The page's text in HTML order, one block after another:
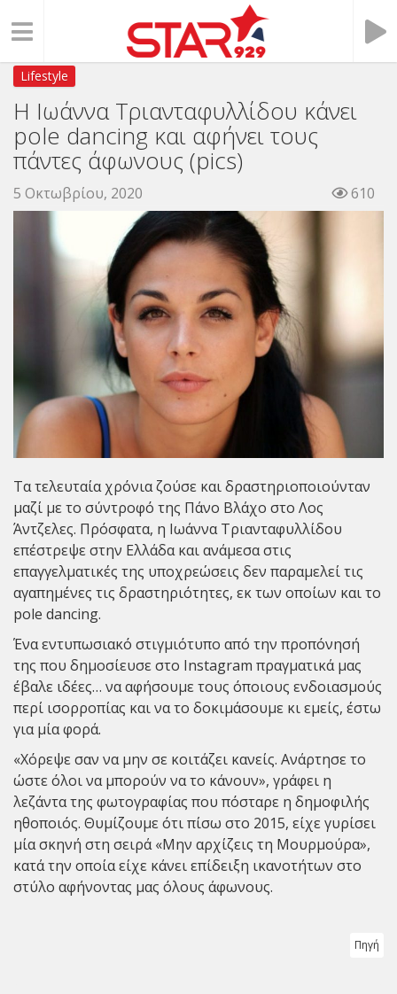
Lifestyle
H Ιωάννα Τριανταφυλλίδου κάνει
pole dancing και αφήνει τους
πάντες άφωνους (pics)
5 Οκτωβρίου, 2020 610
Τα τελευταία χρόνια ζούσε και δραστηριοποιούνταν
μαζί με το σύντροφό της Πάνο Βλάχο στο Λος
Άντζελες. Πρόσφατα, η Ιωάννα Τριανταφυλλίδου
επέστρεψε στην Ελλάδα και ανάμεσα στις
επαγγελματικές της υποχρεώσεις δεν παραμελεί τις
αγαπημένες τις δραστηριότητες, εκ των οποίων και το
pole dancing.
Ένα εντυπωσιακό στιγμιότυπο από την προπόνησή
της που δημοσίευσε στο Instagram πραγματικά μας
έβαλε ιδέες… να αφήσουμε τους όποιους ενδοιασμούς
περί ισορροπίας και να το δοκιμάσουμε κι εμείς, έστω
για μία φορά.
«Χόρεψε σαν να μην σε κοιτάζει κανείς. Ανάρτησε το
ώστε όλοι να μπορούν να το κάνουν», γράφει η
λεζάντα της φωτογραφίας που πόσταρε η δημοφιλής
ηθοποιός. Θυμίζουμε ότι πίσω στο 2015, είχε γυρίσει
μία σκηνή στη σειρά «Μην αρχίζεις τη Μουρμούρα»,
κατά την οποία είχε κάνει επίδειξη ικανοτήτων στο
στύλο αφήνοντας μας όλους άφωνους.
Πηγή